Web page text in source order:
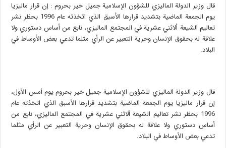
قال وزير الدولة الماليزي للشؤون الإسلامية جميل خير بحروم : إن قرار ماليزيا
يوم الجمعة الماضية بتشديد قرارها الأسبق الذي اتخذته عام 1996 بحظر نشر
تعاليم الشيعة ألاثني عشرية في المجتمع الماليزي، نابع من أساس دستوري ولا
علاقة له بحقوق الإنسان وحرية التعبير عن الرأي مثلما تدعي بعض الأوساط في
البلاد.
قال وزير الدولة الماليزي للشؤون الإسلامية جميل خير بحروم يوم أمس الأول،
إن قرار ماليزيا يوم الجمعة الماضية بتشديد قرارها الأسبق الذي اتخذته عام
1996 بحظر نشر تعاليم الشيعة ألاثني عشرية في المجتمع الماليزي، نابع من
أساس دستوري ولا علاقة له بحقوق الإنسان وحرية التعبير عن الرأي مثلما
تدعي بعض الأوساط في البلاد.